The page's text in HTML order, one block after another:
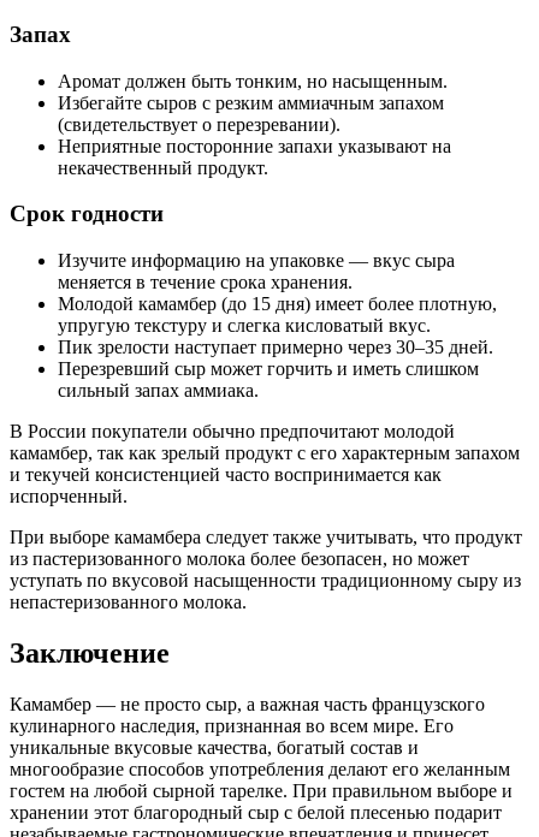
Запах
Аромат должен быть тонким, но насыщенным.
Избегайте сыров с резким аммиачным запахом
(свидетельствует о перезревании).
Неприятные посторонние запахи указывают на
некачественный продукт.
Срок годности
Изучите информацию на упаковке — вкус сыра
меняется в течение срока хранения.
Молодой камамбер (до 15 дня) имеет более плотную,
упругую текстуру и слегка кисловатый вкус.
Пик зрелости наступает примерно через 30–35 дней.
Перезревший сыр может горчить и иметь слишком
сильный запах аммиака.
В России покупатели обычно предпочитают молодой
камамбер, так как зрелый продукт с его характерным запахом
и текучей консистенцией часто воспринимается как
испорченный.
При выборе камамбера следует также учитывать, что продукт
из пастеризованного молока более безопасен, но может
уступать по вкусовой насыщенности традиционному сыру из
непастеризованного молока.
Заключение
Камамбер — не просто сыр, а важная часть французского
кулинарного наследия, признанная во всем мире. Его
уникальные вкусовые качества, богатый состав и
многообразие способов употребления делают его желанным
гостем на любой сырной тарелке. При правильном выборе и
хранении этот благородный сыр с белой плесенью подарит